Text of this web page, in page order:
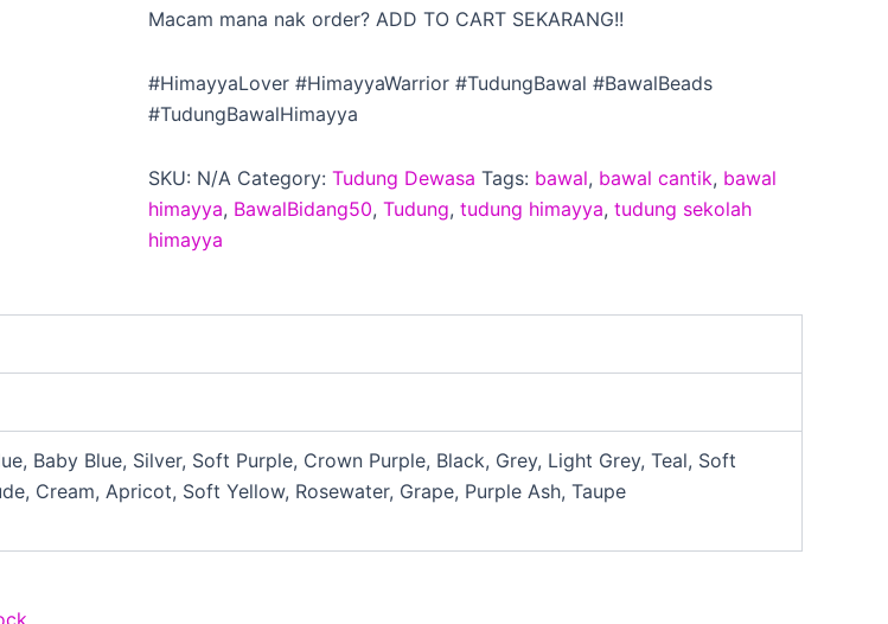
Macam mana nak order? ADD TO CART SEKARANG!!
#HimayyaLover #HimayyaWarrior #TudungBawal #BawalBeads
#TudungBawalHimayya
SKU: N/A Category: Tudung Dewasa Tags: bawal, bawal cantik, bawal
himayya, BawalBidang50, Tudung, tudung himayya, tudung sekolah
himayya
Baby Blue, Silver, Soft Purple, Crown Purple, Black, Grey, Light Grey, Teal, Soft
Cream, Apricot, Soft Yellow, Rosewater, Grape, Purple Ash, Taupe